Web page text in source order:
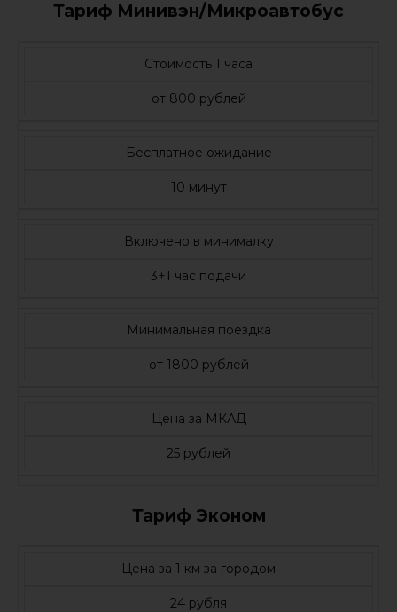
Тариф Минивэн/Микроавтобус
Стоимость 1 часа
от 800 рублей
Бесплатное ожидание
10 минут
Включено в минималку
3+1 час подачи
Минимальная поездка
от 1800 рублей
Цена за МКАД
25 рублей
Тариф Эконом
Цена за 1 км за городом
24 рубля